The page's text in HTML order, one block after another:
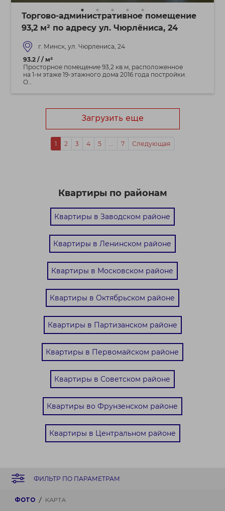
ФИЛЬТР ПО ПАРАМЕТРАМ
ФОТО КАРТА
Торгово-административное помещение
93,2 м² по адресу ул. Чюрлёниса, 24
г. Минск, ул. Чюрлениса, 24
93.2 / / м²
Просторное помещение 93,2 кв.м, расположенное
на 1-м этаже 19-этажного дома 2016 года постройки.
О...
Загрузить еще
1 2 3 4 5 7 Следующая
Квартиры по районам
Квартиры в Заводском районе
Квартиры в Ленинском районе
Квартиры в Московском районе
Квартиры в Октябрьском районе
Квартиры в Партизанском районе
Квартиры в Первомайском районе
Квартиры в Советском районе
Квартиры во Фрунзенском районе
Квартиры в Центральном районе